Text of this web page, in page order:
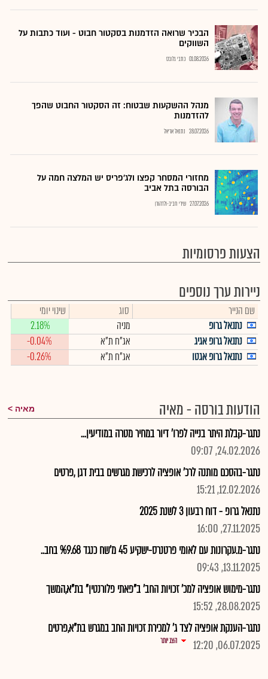
הבכיר שרואה הזדמנות בסקטור חבוט - ועוד כתבות על
השווקים
01.08.2026 כתבי גלובס
מנהל ההשקעות שבטוח: זה הסקטור החבוט שהפך
להזדמנות
28.07.2026 נתנאל אריאל
מחזורי המסחר קפצו ולג'פריס יש המלצה חמה על
הבורסה בתל אביב
27.07.2026 שירי חביב-ולדהורן
הצעות פרסומיות
ניירות ערך נוספים
שם הנייר סוג
שינוי יומי
נתנאל גרופ
מניה
2.18%
נתנאל גרופ אגיג
אג"ח ת"א
-0.04%
נתנאל גרופ אגטו
אג"ח ת"א -0.26%
הודעות בורסה - מאיה מאיה
נתגר-קבלת היתר בנייה לפרו' דיור במחיר מטרה במודיעין...
24.02.2026, 09:07
נתגר-בהסכם מותנה לרכ' אופציה לרכישת מגרשים בבית דגן ,פרטים
12.02.2026, 15:21
נתנאל גרופ - דוח רבעון 3 לשנת 2025
27.11.2025, 16:00
נתגר-מ.עקרונות עם לאומי פרטנרס-ישקיע 45 מ'שח כנגד %9.68 בחב..
13.11.2025, 09:43
נתגר-מימוש אופציה למכ' זכויות החב' ב"פאתי פלורנטין" בת"א,המשך
28.08.2025, 15:52
נתגר-הענקת אופציה לצד ג' למכירת זכויות החב במגרש בת"א,פרטים
06.07.2025, 12:20
הצג יותר